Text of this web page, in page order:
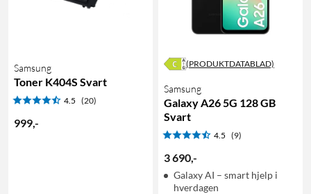
Samsung
Toner K404S Svart
4.5 (20)
999,-
(PRODUKTDATABLAD)
Samsung
Galaxy A26 5G 128 GB
Svart
4.5 (9)
3 690,-
Galaxy AI – smart hjelp i
hverdagen